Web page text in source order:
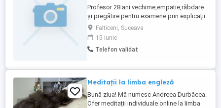
Profesor 28 ani vechime,empatie,răbdare
și pregătire pentru examene prin explicații
riguroase,lucru individualizat.
Falticeni, Suceava
15 iunie
Telefon validat
Meditații la limba engleză
Bună ziua! Mă numesc Andreea Durbăcea.
Ofer meditații individuale online la limba